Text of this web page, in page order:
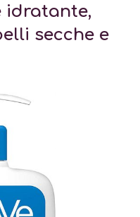
idratante,
secche e